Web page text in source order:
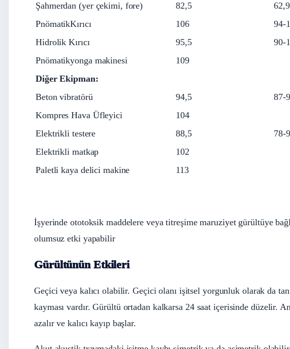
Şahmerdan (yer çekimi, fore)
82,5
PnömatikKırıcı
106
94-
Hidrolik Kırıcı
95,5
90-
Pnömatikyonga makinesi
109
Diğer Ekipman:
Beton vibratörü
94,5
87-
Kompres Hava Üfleyici
104
Elektrikli testere
88,5
78-
Elektrikli matkap
102
Paletli kaya delici makine
113
İşyerinde ototoksik maddelere veya titreşime maruziyet gürültüye
olumsuz etki yapabilir
Gürültünün Etkileri
Geçici veya kalıcı olabilir. Geçici olanı işitsel yorgunluk olarak da
kayması vardır. Gürültü ortadan kalkarsa 24 saat içerisinde düzelir.
azalır ve kalıcı kayıp başlar.